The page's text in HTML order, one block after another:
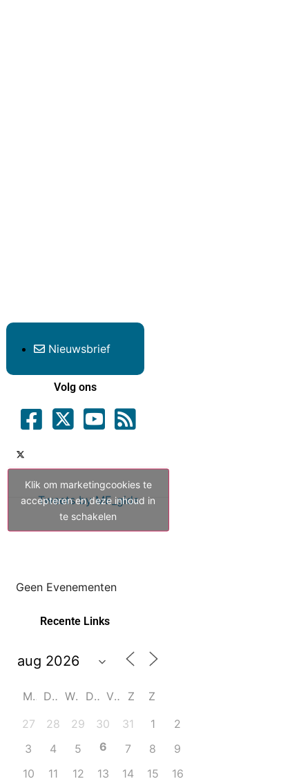
Nieuwsbrief
Volg ons
Tweets by ME_gids
Klik om marketingcookies te
accepteren en deze inhoud in
te schakelen
Geen Evenementen
Recente Links
M D W D V Z
Z
27
28 29 30 31 1
2
3
4 5 6 7 8
9
10
11 12 13 14 15 16